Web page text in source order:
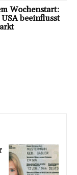
Wochenstart:
beeinflusst